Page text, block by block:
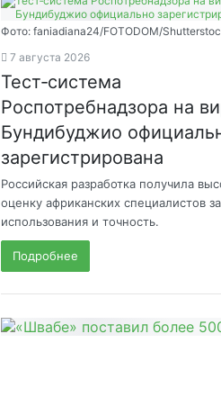
Фото: faniadiana24/FOTODOM/
7 августа 2026
Тест‑система
Роспотребнадзора на
Бундибуджио
зарегистрирована
Российская разработка получила
оценку африканских специалистов
использования и точность.
Подробнее